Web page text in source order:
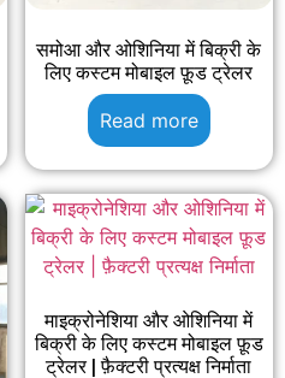
समोआ और ओशिनिया में बिक्री के
लिए कस्टम मोबाइल फ़ूड ट्रेलर
Read more
माइक्रोनेशिया और ओशिनिया में
बिक्री के लिए कस्टम मोबाइल फ़ूड
ट्रेलर | फ़ैक्टरी प्रत्यक्ष निर्माता